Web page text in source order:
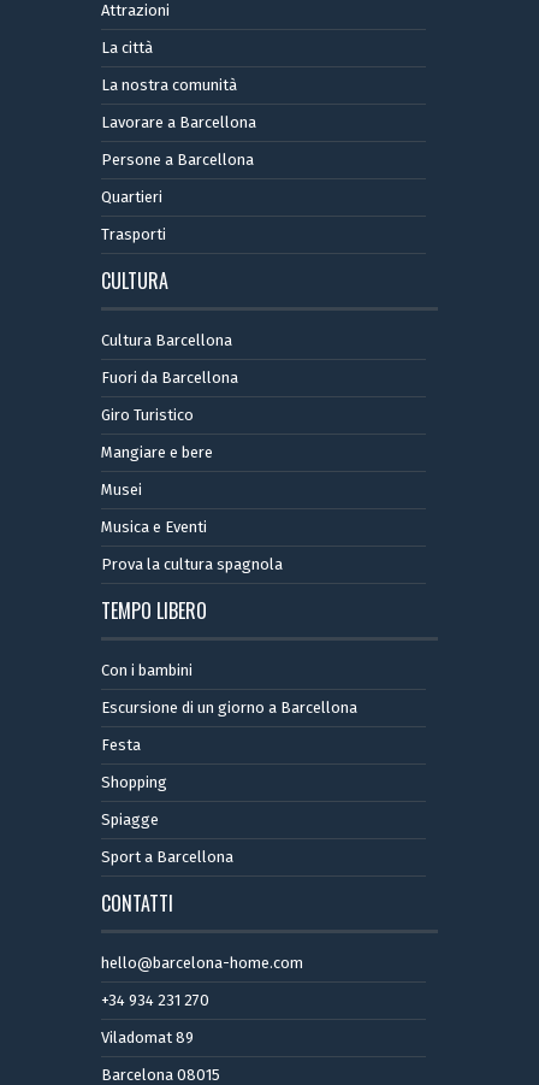
Attrazioni
La città
La nostra comunità
Lavorare a Barcellona
Persone a Barcellona
Quartieri
Trasporti
CULTURA
Cultura Barcellona
Fuori da Barcellona
Giro Turistico
Mangiare e bere
Musei
Musica e Eventi
Prova la cultura spagnola
TEMPO LIBERO
Con i bambini
Escursione di un giorno a Barcellona
Festa
Shopping
Spiagge
Sport a Barcellona
CONTATTI
hello@barcelona-home.com
+34 934 231 270
Viladomat 89
Barcelona 08015